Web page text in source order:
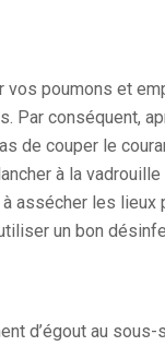
poumons et
conséquent,
de couper le
à la
assécher les
un bon
d’égout au